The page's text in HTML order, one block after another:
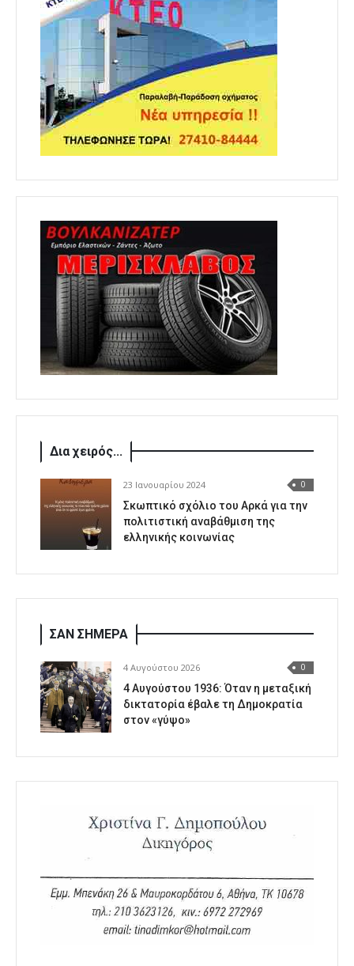
Δια χειρός...
23 Ιανουαρίου 2024 0
Σκωπτικό σχόλιο του Αρκά για την
πολιτιστική αναβάθμιση της
ελληνικής κοινωνίας
ΣΑΝ ΣΗΜΕΡΑ
4 Αυγούστου 2026 0
4 Αυγούστου 1936: Όταν η μεταξική
δικτατορία έβαλε τη Δημοκρατία
στον «γύψο»